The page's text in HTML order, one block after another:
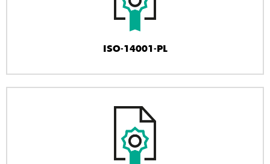
ISO-14001-PL